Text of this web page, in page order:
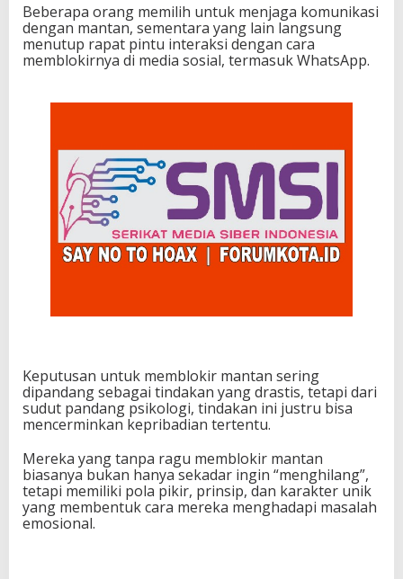
Beberapa orang memilih untuk menjaga komunikasi
dengan mantan, sementara yang lain langsung
menutup rapat pintu interaksi dengan cara
memblokirnya di media sosial, termasuk WhatsApp.
Keputusan untuk memblokir mantan sering
dipandang sebagai tindakan yang drastis, tetapi dari
sudut pandang psikologi, tindakan ini justru bisa
mencerminkan kepribadian tertentu.
Mereka yang tanpa ragu memblokir mantan
biasanya bukan hanya sekadar ingin “menghilang”,
tetapi memiliki pola pikir, prinsip, dan karakter unik
yang membentuk cara mereka menghadapi masalah
emosional.